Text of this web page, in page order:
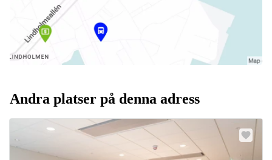
Andra platser på denna adress